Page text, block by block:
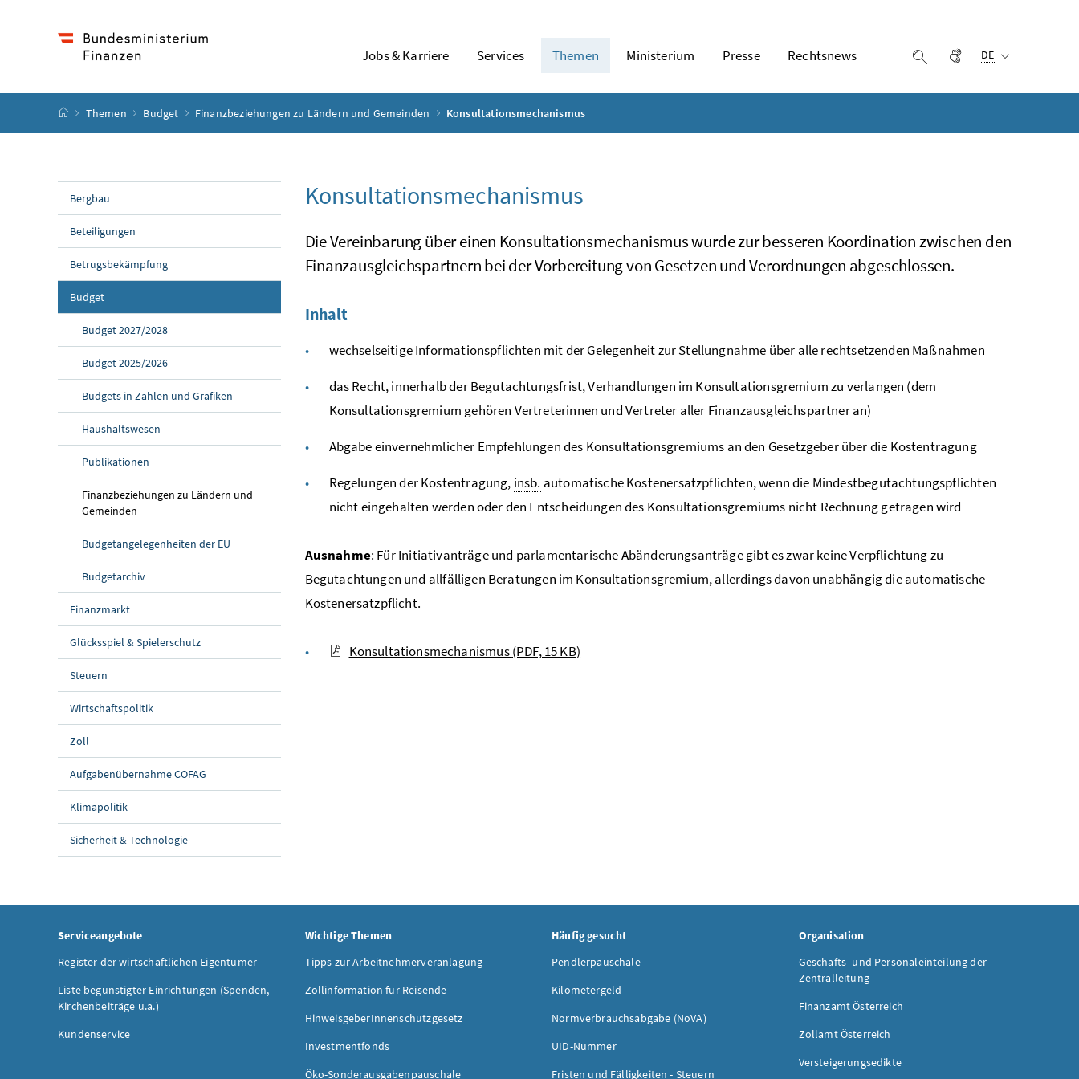
Jobs & Karriere Services Themen Ministerium Presse Rechtsnews Suche einblenden
Gebärdensprache
DE
Startseite
Themen Budget Finanzbeziehungen zu Ländern und Gemeinden Konsultationsmechanismus
Bergbau
Beteiligungen
Betrugsbekämpfung
Budget
Budget 2027/2028
Budget 2025/2026
Budgets in Zahlen und Grafiken
Haushaltswesen
Publikationen
Finanzbeziehungen zu Ländern und
Gemeinden
Budgetangelegenheiten der EU
Budgetarchiv
Finanzmarkt
Glücksspiel & Spielerschutz
Steuern
Wirtschaftspolitik
Zoll
Aufgabenübernahme COFAG
Klimapolitik
Sicherheit & Technologie
Konsultationsmechanismus
Die Vereinbarung über einen Konsultationsmechanismus wurde zur besseren Koordination zwischen den
Finanzausgleichspartnern bei der Vorbereitung von Gesetzen und Verordnungen abgeschlossen.
Inhalt
wechselseitige Informationspflichten mit der Gelegenheit zur Stellungnahme über alle rechtsetzenden Maßnahmen
das Recht, innerhalb der Begutachtungsfrist, Verhandlungen im Konsultationsgremium zu verlangen (dem
Konsultationsgremium gehören Vertreterinnen und Vertreter aller Finanzausgleichspartner an)
Abgabe einvernehmlicher Empfehlungen des Konsultationsgremiums an den Gesetzgeber über die Kostentragung
Regelungen der Kostentragung, insb. automatische Kostenersatzpflichten, wenn die Mindestbegutachtungspflichten
nicht eingehalten werden oder den Entscheidungen des Konsultationsgremiums nicht Rechnung getragen wird
Ausnahme: Für Initiativanträge und parlamentarische Abänderungsanträge gibt es zwar keine Verpflichtung zu
Begutachtungen und allfälligen Beratungen im Konsultationsgremium, allerdings davon unabhängig die automatische
Kostenersatzpflicht.
Konsultationsmechanismus(PDF, 15 KB)
Serviceangebote
Register der wirtschaftlichen Eigentümer
Liste begünstigter Einrichtungen (Spenden,
Kirchenbeiträge u.a.)
Kundenservice
Wichtige Themen
Tipps zur Arbeitnehmerveranlagung
Zollinformation für Reisende
HinweisgeberInnenschutzgesetz
Investmentfonds
Öko-Sonderausgabenpauschale
Häufig gesucht
Pendlerpauschale
Kilometergeld
Normverbrauchsabgabe (NoVA)
UID-Nummer
Fristen und Fälligkeiten - Steuern
Organisation
Geschäfts- und Personaleinteilung der
Zentralleitung
Finanzamt Österreich
Zollamt Österreich
Versteigerungsedikte